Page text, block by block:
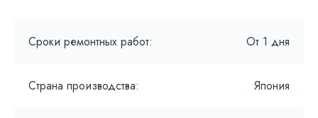
Сроки ремонтных работ: От 1 дня
Страна производства: Япония